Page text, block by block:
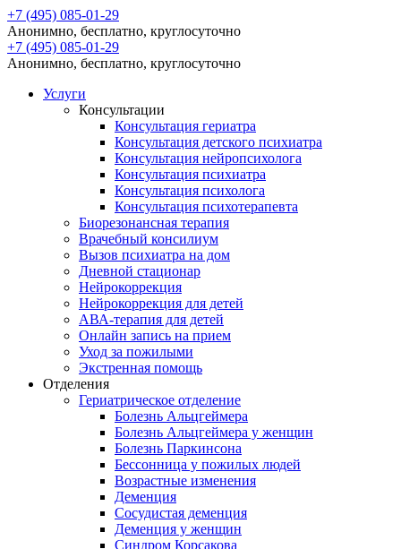
+7 (495) 085-01-29
Анонимно, бесплатно, круглосуточно
+7 (495) 085-01-29
Анонимно, бесплатно, круглосуточно
Услуги
Консультации
Консультация гериатра
Консультация детского психиатра
Консультация нейропсихолога
Консультация психиатра
Консультация психолога
Консультация психотерапевта
Биорезонансная терапия
Врачебный консилиум
Вызов психиатра на дом
Дневной стационар
Нейрокоррекция
Нейрокоррекция для детей
АВА-терапия для детей
Онлайн запись на прием
Уход за пожилыми
Экстренная помощь
Отделения
Гериатрическое отделение
Болезнь Альцгеймера
Болезнь Альцгеймера у женщин
Болезнь Паркинсона
Бессонница у пожилых людей
Возрастные изменения
Деменция
Сосудистая деменция
Деменция у женщин
Синдром Корсакова